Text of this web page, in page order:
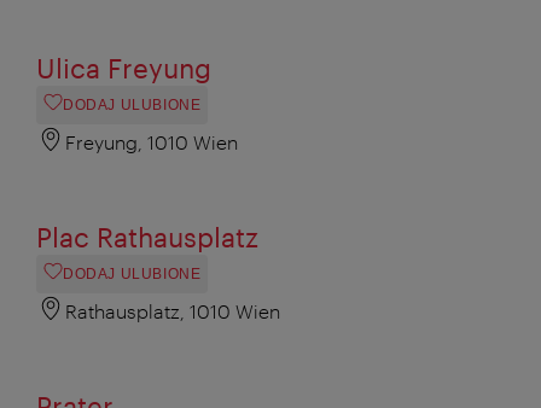
Ulica Freyung
DODAJ ULUBIONE
Freyung, 1010 Wien
Plac Rathausplatz
DODAJ ULUBIONE
Rathausplatz, 1010 Wien